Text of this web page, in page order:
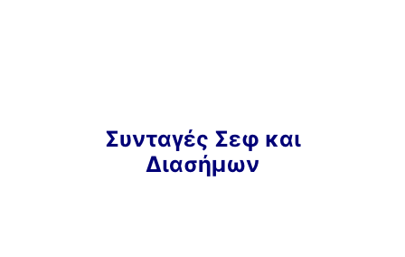
Συνταγές Σεφ και
Διασήμων